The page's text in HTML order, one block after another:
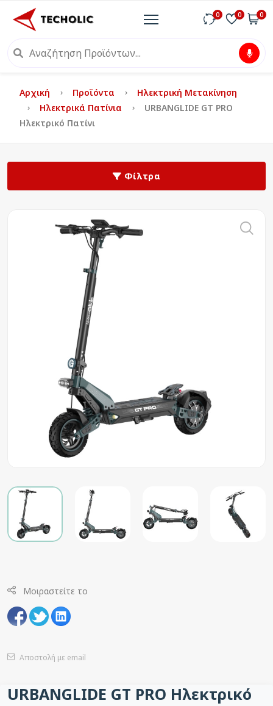
0 0 0
Αρχική Προϊόντα
Ηλεκτρική Μετακίνηση
Ηλεκτρικά Πατίνια
URBANGLIDE GT PRO
Ηλεκτρικό Πατίνι
Φίλτρα
Μοιραστείτε το
Αποστολή με email
URBANGLIDE GT PRO Ηλεκτρικό